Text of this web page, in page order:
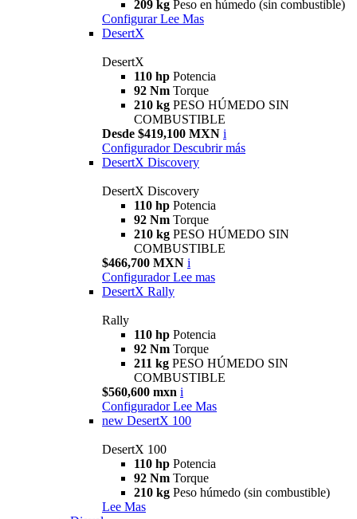
209 kg Peso en húmedo (sin combustible)
Configurar Lee Mas
DesertX
DesertX
110 hp Potencia
92 Nm Torque
210 kg PESO HÚMEDO SIN
COMBUSTIBLE
Desde $419,100 MXN i
Configurador Descubrir más
DesertX Discovery
DesertX Discovery
110 hp Potencia
92 Nm Torque
210 kg PESO HÚMEDO SIN
COMBUSTIBLE
$466,700 MXN i
Configurador Lee mas
DesertX Rally
Rally
110 hp Potencia
92 Nm Torque
211 kg PESO HÚMEDO SIN
COMBUSTIBLE
$560,600 mxn i
Configurador Lee Mas
new DesertX 100
DesertX 100
110 hp Potencia
92 Nm Torque
210 kg Peso húmedo (sin combustible)
Lee Mas